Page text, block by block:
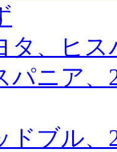
タ、ヒ
パニア
ドブル